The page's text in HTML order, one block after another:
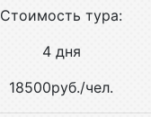
Стоимость тура:
4 дня
18500руб./чел.